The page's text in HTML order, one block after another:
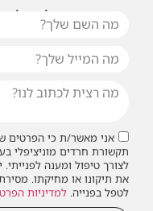
או שילחו
אני מאשר/ת כי הפרטים
תקשורת חרדים מוניציפלי
לצורך טיפול ומענה
את תיקונו או מחיקתו.
לטפל בפנייה. למדיניות